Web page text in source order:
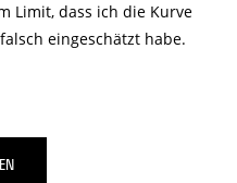
Limit, dass ich die Kurve
eingeschätzt habe.